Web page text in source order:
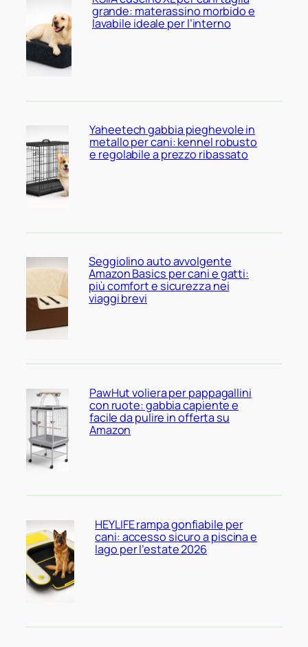
grande: materassino morbido e
lavabile ideale per l’interno
Yaheetech gabbia pieghevole in
metallo per cani: kennel robusto
e regolabile a prezzo ribassato
Seggiolino auto avvolgente
Amazon Basics per cani e gatti:
più comfort e sicurezza nei
viaggi brevi
PawHut voliera per pappagallini
con ruote: gabbia capiente e
facile da pulire in offerta su
Amazon
HEYLIFE rampa gonfiabile per
cani: accesso sicuro a piscina e
lago per l’estate 2026